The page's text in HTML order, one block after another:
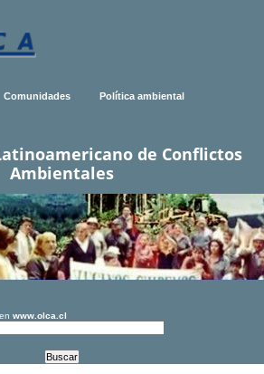
Comunidades Política ambiental
de Conflictos
Ambientales
en www.olca.cl